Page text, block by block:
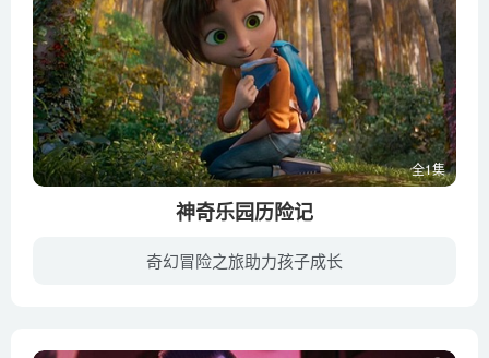
全1集
神奇乐园历险记
奇幻冒险之旅助力孩子成长